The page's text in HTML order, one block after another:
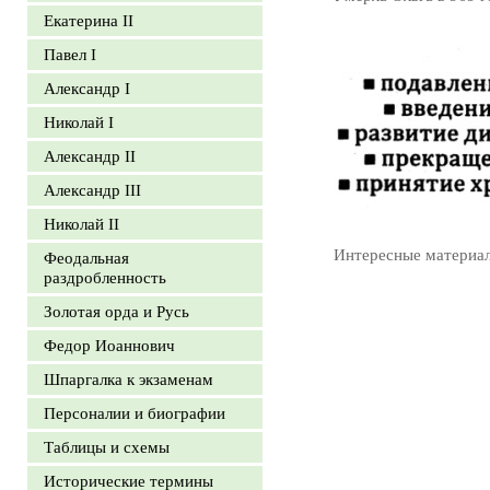
Екатерина II
Павел I
Александр I
Николай I
Александр II
Александр III
Николай II
Феодальная
раздробленность
Золотая орда и Русь
Федор Иоаннович
Шпаргалка к экзаменам
Персоналии и биографии
Таблицы и схемы
Исторические термины
Интересные